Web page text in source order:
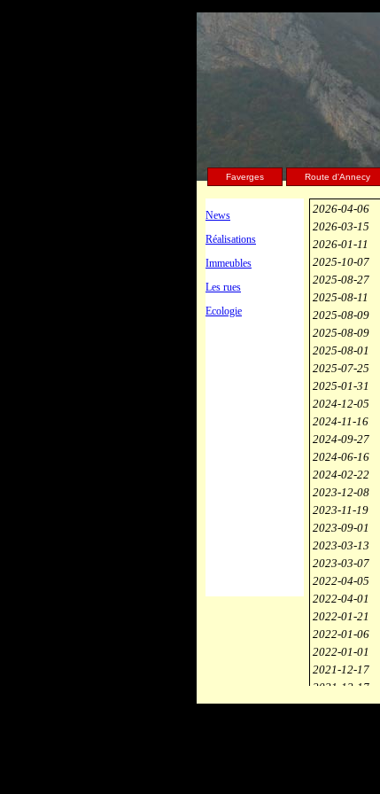
News
Réalisations
Immeubles
Les rues
Ecologie
Faverges Route d'Annecy
2026-04-06
2026-03-15
2026-01-11
2025-10-07
2025-08-27
2025-08-11
2025-08-09
2025-08-09
2025-08-01
2025-07-25
2025-01-31
2024-12-05
2024-11-16
2024-09-27
2024-06-16
2024-02-22
2023-12-08
2023-11-19
2023-09-01
2023-03-13
2023-03-07
2022-04-05
2022-04-01
2022-01-21
2022-01-06
2022-01-01
2021-12-17
2021-12-17
2021-12-17